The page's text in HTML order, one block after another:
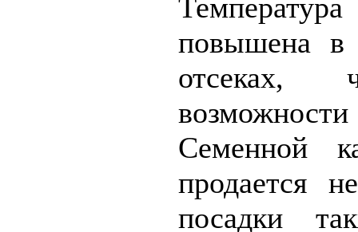
повышена в
отсеках,
Семенной
продается
посадки